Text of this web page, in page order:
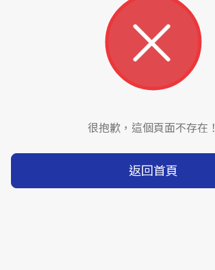
很抱歉，這個頁面不存在！
返回首頁